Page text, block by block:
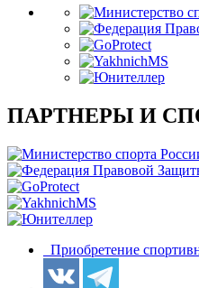
ПАРТНЕРЫ И
Приобретение